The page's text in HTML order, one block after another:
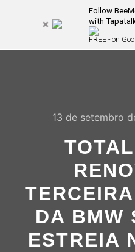
Follow
with
FREE - on
13 de setembro
DA BMW
ESTREIA